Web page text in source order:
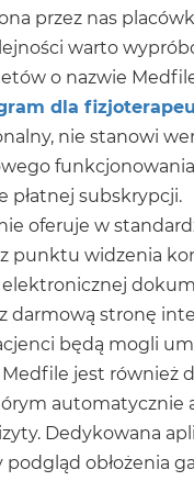
przez nas
warto
o nazwie
dla
nie stanowi
płatnej subskrypcji.
oferuje w
punktu widzenia
darmową stronę
będą mogli
Medfile jest również
automatycznie
Dedykowana
podgląd obłożenia